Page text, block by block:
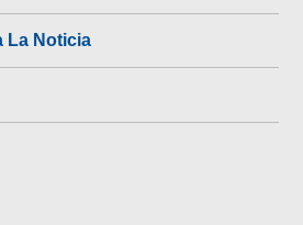
La Noticia